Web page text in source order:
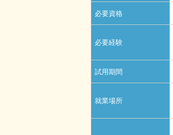
必要資格
必要経験
試用期間
就業場所